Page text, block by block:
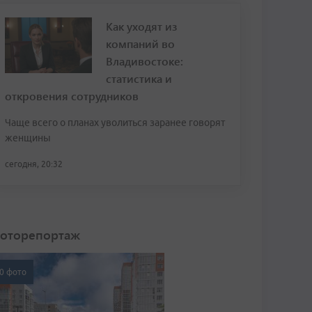
Как уходят из
компаний во
Владивостоке:
статистика и
откровения сотрудников
Чаще всего о планах уволиться заранее говорят
женщины
сегодня, 20:32
фото